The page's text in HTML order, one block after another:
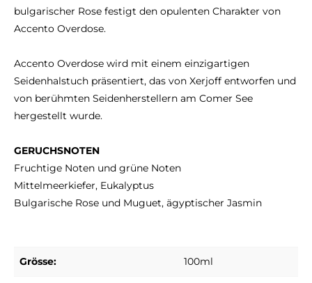
bulgarischer Rose festigt den opulenten Charakter von
Accento Overdose.
Accento Overdose wird mit einem einzigartigen
Seidenhalstuch präsentiert, das von Xerjoff entworfen und
von berühmten Seidenherstellern am Comer See
hergestellt wurde.
GERUCHSNOTEN
Fruchtige Noten und grüne Noten
Mittelmeerkiefer, Eukalyptus
Bulgarische Rose und Muguet, ägyptischer Jasmin
Grösse: 100ml